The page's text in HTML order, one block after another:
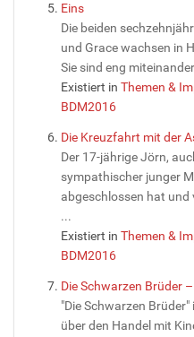
Eins
Die beiden
und Grace wachsen in
Sie sind eng
Existiert in Themen &
BDM2016
Die Kreuzfahrt mit der
Der 17-jährige Jörn,
sympathischer junger
abgeschlossen hat und
...
Existiert in Themen &
BDM2016
Die Schwarzen Brüder
"Die Schwarzen
über den Handel mit